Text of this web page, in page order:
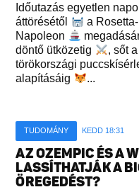
Időutazás egyetlen
áttörésétől
a
Napoleon
döntő ütközetig
, sőt
törökországi
alapításáig
...
TUDOMÁNY KEDD 18:31
AZ OZEMPIC ÉS A
LASSÍTHATJÁK A
ÖREGEDÉST?